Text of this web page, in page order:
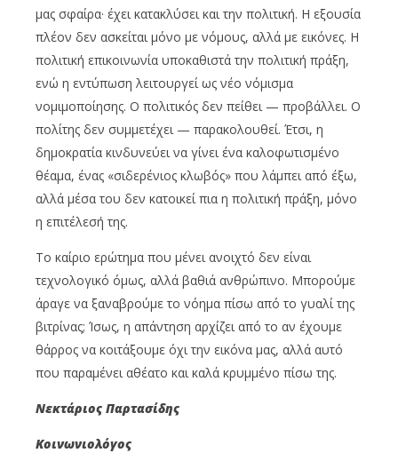
μας σφαίρα· έχει κατακλύσει και την πολιτική. Η εξουσία
πλέον δεν ασκείται μόνο με νόμους, αλλά με εικόνες. Η
πολιτική επικοινωνία υποκαθιστά την πολιτική πράξη,
ενώ η εντύπωση λειτουργεί ως νέο νόμισμα
νομιμοποίησης. Ο πολιτικός δεν πείθει — προβάλλει. Ο
πολίτης δεν συμμετέχει — παρακολουθεί. Έτσι, η
δημοκρατία κινδυνεύει να γίνει ένα καλοφωτισμένο
θέαμα, ένας «σιδερένιος κλωβός» που λάμπει από έξω,
αλλά μέσα του δεν κατοικεί πια η πολιτική πράξη, μόνο
η επιτέλεσή της.
Το καίριο ερώτημα που μένει ανοιχτό δεν είναι
τεχνολογικό όμως, αλλά βαθιά ανθρώπινο. Μπορούμε
άραγε να ξαναβρούμε το νόημα πίσω από το γυαλί της
βιτρίνας; Ίσως, η απάντηση αρχίζει από το αν έχουμε
θάρρος να κοιτάξουμε όχι την εικόνα μας, αλλά αυτό
που παραμένει αθέατο και καλά κρυμμένο πίσω της.
Νεκτάριος Παρτασίδης
Κοινωνιολόγος